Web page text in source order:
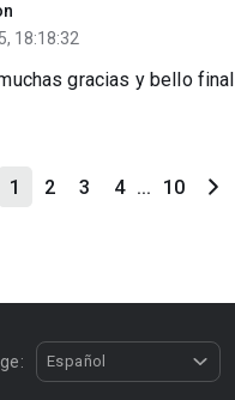
18:18:32
gracias y bello final
1 2 3 4 ... 10
Español